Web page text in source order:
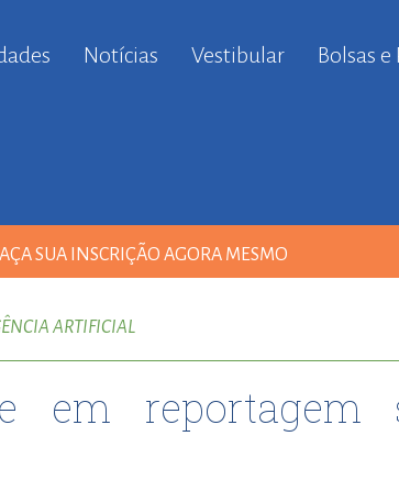
Notícias Vestibular Bolsas
SUA INSCRIÇÃO AGORA MESMO
ARTIFICIAL
em reportagem